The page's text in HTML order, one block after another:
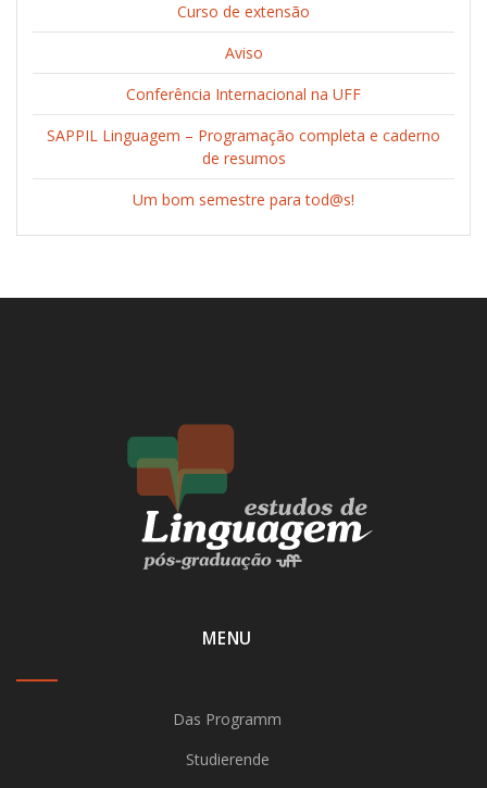
Curso de extensão
Aviso
Conferência Internacional na UFF
SAPPIL Linguagem – Programação completa e caderno
de resumos
Um bom semestre para tod@s!
MENU
Das Programm
Studierende